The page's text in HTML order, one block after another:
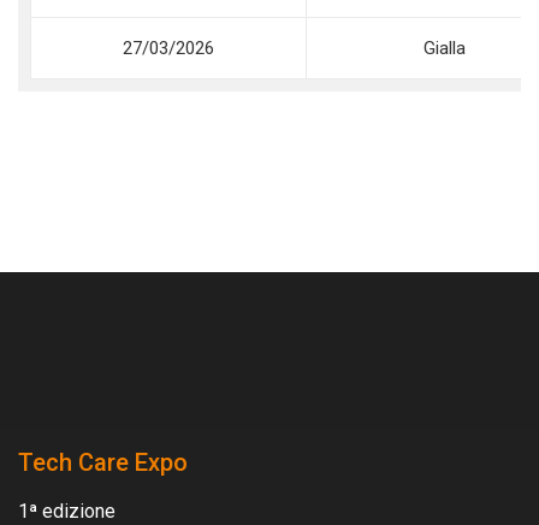
27/03/2026 Gialla
Tech Care Expo
1ª edizione